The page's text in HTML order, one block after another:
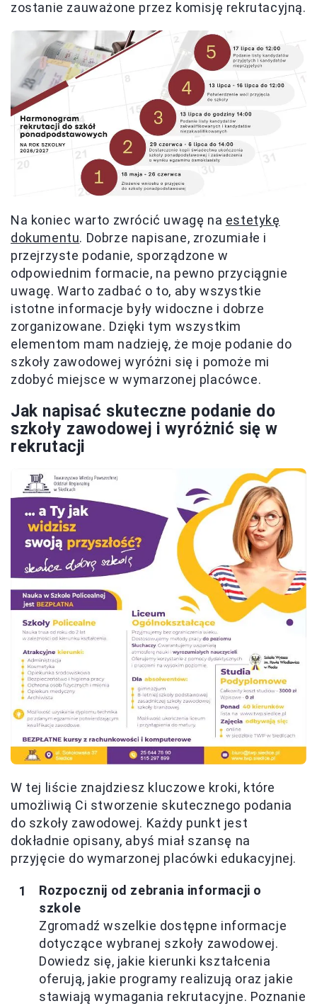
zostanie zauważone przez komisję rekrutacyjną.
Na koniec warto zwrócić uwagę na estetykę
dokumentu. Dobrze napisane, zrozumiałe i
przejrzyste podanie, sporządzone w
odpowiednim formacie, na pewno przyciągnie
uwagę. Warto zadbać o to, aby wszystkie
istotne informacje były widoczne i dobrze
zorganizowane. Dzięki tym wszystkim
elementom mam nadzieję, że moje podanie do
szkoły zawodowej wyróżni się i pomoże mi
zdobyć miejsce w wymarzonej placówce.
Jak napisać skuteczne podanie do
szkoły zawodowej i wyróżnić się w
rekrutacji
W tej liście znajdziesz kluczowe kroki, które
umożliwią Ci stworzenie skutecznego podania
do szkoły zawodowej. Każdy punkt jest
dokładnie opisany, abyś miał szansę na
przyjęcie do wymarzonej placówki edukacyjnej.
Rozpocznij od zebrania informacji o
szkole
Zgromadź wszelkie dostępne informacje
dotyczące wybranej szkoły zawodowej.
Dowiedz się, jakie kierunki kształcenia
oferują, jakie programy realizują oraz jakie
stawiają wymagania rekrutacyjne. Poznanie